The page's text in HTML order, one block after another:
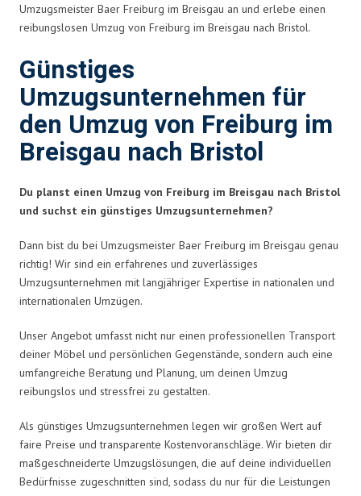
Umzugsmeister Baer Freiburg im Breisgau an und erlebe einen
reibungslosen Umzug von Freiburg im Breisgau nach Bristol.
Günstiges
Umzugsunternehmen für
den Umzug von Freiburg im
Breisgau nach Bristol
Du planst einen Umzug von Freiburg im Breisgau nach Bristol
und suchst ein günstiges Umzugsunternehmen?
Dann bist du bei Umzugsmeister Baer Freiburg im Breisgau genau
richtig! Wir sind ein erfahrenes und zuverlässiges
Umzugsunternehmen mit langjähriger Expertise in nationalen und
internationalen Umzügen.
Unser Angebot umfasst nicht nur einen professionellen Transport
deiner Möbel und persönlichen Gegenstände, sondern auch eine
umfangreiche Beratung und Planung, um deinen Umzug
reibungslos und stressfrei zu gestalten.
Als günstiges Umzugsunternehmen legen wir großen Wert auf
faire Preise und transparente Kostenvoranschläge. Wir bieten dir
maßgeschneiderte Umzugslösungen, die auf deine individuellen
Bedürfnisse zugeschnitten sind, sodass du nur für die Leistungen